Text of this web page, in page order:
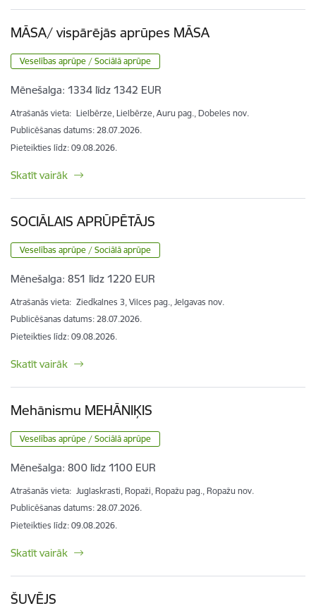
MĀSA/ vispārējās aprūpes MĀSA
Veselības aprūpe / Sociālā aprūpe
Mēnešalga: 1334 līdz 1342 EUR
Atrašanās vieta: Lielbērze, Lielbērze, Auru pag., Dobeles nov.
Publicēšanas datums: 28.07.2026.
Pieteikties līdz: 09.08.2026.
Skatīt vairāk
SOCIĀLAIS APRŪPĒTĀJS
Veselības aprūpe / Sociālā aprūpe
Mēnešalga: 851 līdz 1220 EUR
Atrašanās vieta: Ziedkalnes 3, Vilces pag., Jelgavas nov.
Publicēšanas datums: 28.07.2026.
Pieteikties līdz: 09.08.2026.
Skatīt vairāk
Mehānismu MEHĀNIĶIS
Veselības aprūpe / Sociālā aprūpe
Mēnešalga: 800 līdz 1100 EUR
Atrašanās vieta: Juglaskrasti, Ropaži, Ropažu pag., Ropažu nov.
Publicēšanas datums: 28.07.2026.
Pieteikties līdz: 09.08.2026.
Skatīt vairāk
ŠUVĒJS